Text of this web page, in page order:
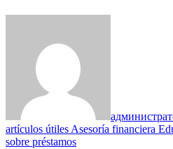
artículos útiles Asesoría financiera
sobre préstamos